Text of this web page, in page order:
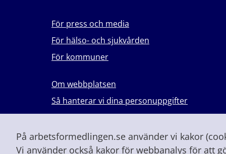
På arbetsformedlingen.se använder vi kakor
Vi använder också kakor för webbanalys för att
För press och media
För hälso- och sjukvården
För kommuner
Om webbplatsen
Så hanterar vi dina personuppgifter
Lever du med våld i en nära relation?
Vid höjd beredskap och krig